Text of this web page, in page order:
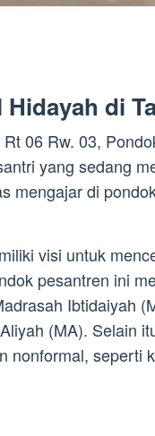
di
06 Rw. 03,
yang sedang
mengajar di
visi untuk
pesantren ini
Ibtidaiyah
(MA). Selain
nonformal, seperti